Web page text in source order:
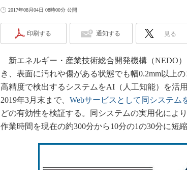
日
2017年08月04日 08時00分 公開
印刷する 通知する 見る
新エネルギー・産業技術総合開発機構（NEDO
き、表面に汚れや傷がある状態でも幅0.2mm以上
高精度で検出するシステムをAI（人工知能）を活
2019年3月末まで、 Webサービスとして同システム
どの有効性を検証する。同システムの実用化によ
作業時間を現在の約300分から10分の1の30分に短